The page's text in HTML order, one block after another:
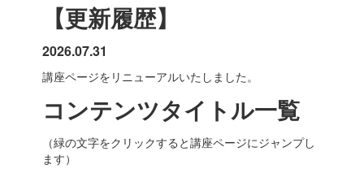
【更新履歴】
2026.07.31
講座ページをリニューアルいたしました。
コンテンツタイトル一覧
（緑の文字をクリックすると講座ページにジャンプし
ます）